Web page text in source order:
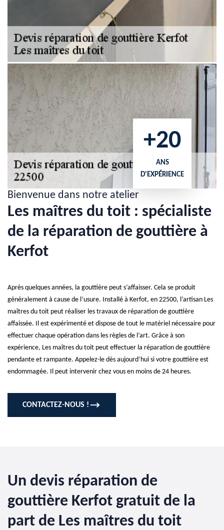
+20
ANS
D'EXPÉRIENCE
Bienvenue dans notre atelier
Les maîtres du toit : spécialiste
de la réparation de gouttière à
Kerfot
Après quelques années, la gouttière peut s’affaisser. Cela se produit
généralement à cause de l’usure. Installé à Kerfot, en 22500, l’artisan Les
maîtres du toit peut réaliser les travaux de réparation de gouttière
affaissée. Il est expérimenté et dispose de tout le matériel nécessaire pour
effectuer chaque opération dans les règles de l’art. Grâce à son
expérience, Les maîtres du toit peut effectuer la réparation de gouttière
pendante et rampante. Appelez-le dès aujourd’hui si votre gouttière est
endommagée. Il peut intervenir chez vous en moins de 24 heures.
CONTACTEZ-NOUS !
Un devis réparation de
gouttière Kerfot gratuit de la
part de Les maîtres du toit